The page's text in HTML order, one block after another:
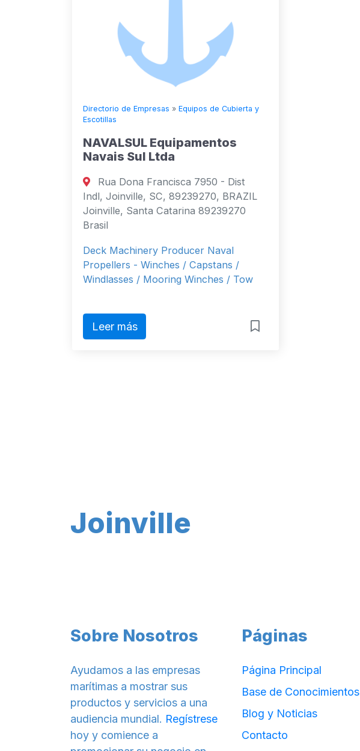
Directorio de Empresas » Equipos de Cubierta y
Escotillas
NAVALSUL Equipamentos
Navais Sul Ltda
Rua Dona Francisca 7950 - Dist
Indl, Joinville, SC, 89239270, BRAZIL
Joinville, Santa Catarina 89239270
Brasil
Deck Machinery Producer Naval
Propellers - Winches / Capstans /
Windlasses / Mooring Winches / Tow
Leer más
Joinville
Sobre Nosotros
Ayudamos a las empresas
marítimas a mostrar sus
productos y servicios a una
audiencia mundial. Regístrese
hoy y comience a
Páginas
Página Principal
Base de Conocimientos
Blog y Noticias
Contacto